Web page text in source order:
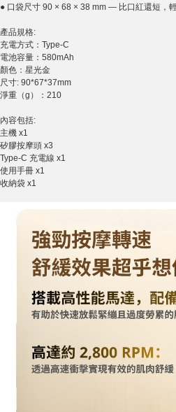
● 口袋尺寸 90 × 68 × 38 mm — 比口紅還短，
產品規格:
充電方式：Type-C
電池容量：580mAh
顏色：星光金
尺寸: 90*67*37mm
淨重（g）：210
內容包括:
主機 x1
矽膠按摩頭 x3
Type-C 充電線 x1
使用手冊 x1
收納袋 x1